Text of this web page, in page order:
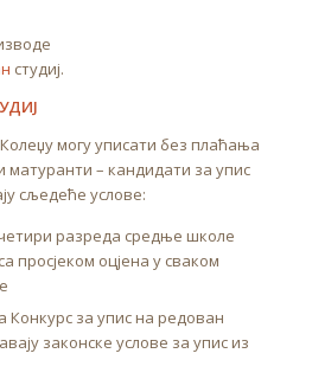
студиј.
могу уписати без плаћања
– кандидати за упис
сљедеће услове:
разреда средње школе
просјеком оцјена у сваком
Конкурс за упис на редован
законске услове за упис из